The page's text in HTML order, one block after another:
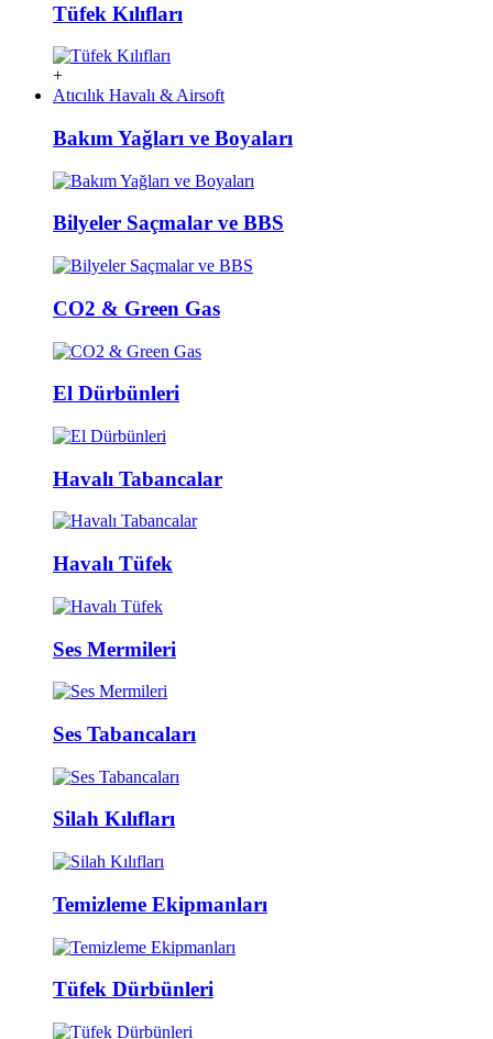
Tüfek Kılıfları
+
Atıcılık Havalı & Airsoft
Bakım Yağları ve Boyaları
Bilyeler Saçmalar ve BBS
CO2 & Green Gas
El Dürbünleri
Havalı Tabancalar
Havalı Tüfek
Ses Mermileri
Ses Tabancaları
Silah Kılıfları
Temizleme Ekipmanları
Tüfek Dürbünleri